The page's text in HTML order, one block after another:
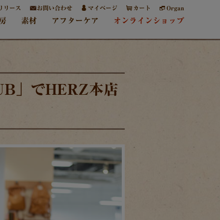
リース お問い合わせ マイページ カート Organ
素材 アフターケア オンラインショップ
」でHERZ本店